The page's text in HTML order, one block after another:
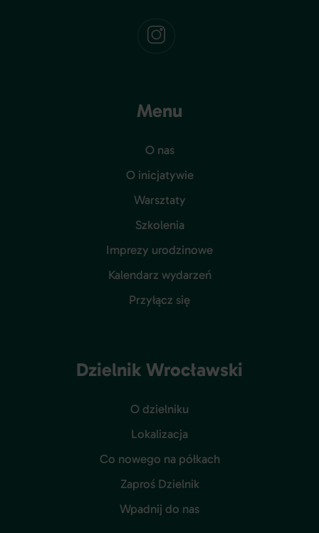
Menu
O nas
O inicjatywie
Warsztaty
Szkolenia
Imprezy urodzinowe
Kalendarz wydarzeń
Przyłącz się
Dzielnik Wrocławski
O dzielniku
Lokalizacja
Co nowego na półkach
Zaproś Dzielnik
Wpadnij do nas